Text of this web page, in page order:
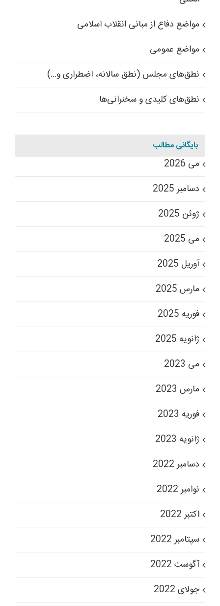
مواضع دفاع از مبانی انقلاب اسلامی
مواضع عمومی
نطق‌های مجلس (نطق سالانه، اضطراری و…)
نطق‌های کلیدی و سخنرانی‌ها
بایگانی مطالب
می 2026
دسامبر 2025
ژوئن 2025
می 2025
آوریل 2025
مارس 2025
فوریه 2025
ژانویه 2025
می 2023
مارس 2023
فوریه 2023
ژانویه 2023
دسامبر 2022
نوامبر 2022
اکتبر 2022
سپتامبر 2022
آگوست 2022
جولای 2022